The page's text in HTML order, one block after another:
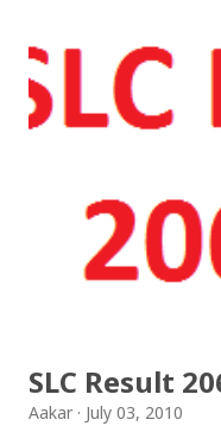
(Deusi,Bhailo)/ तिहार
गरिएका गितसंगितहरु
गर्दछौँ । इन्टरनेटमा
सर्जक हुनुहुन्छ र गित संगित
गराउनुहोला । फेरी
शुभकामना व्यक्त गर्दछौँ ।
SLC Result
Aakar July 03, 2010